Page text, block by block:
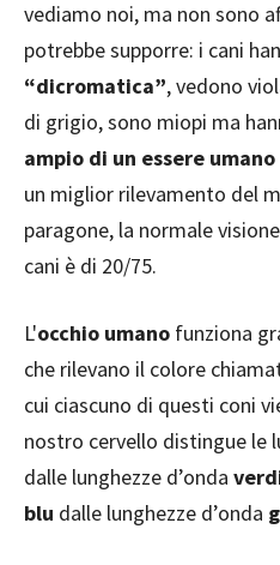
vediamo noi, ma non sono
potrebbe supporre: i cani
“dicromatica”, vedono
di grigio, sono miopi ma
ampio di un essere umano
un miglior rilevamento del
paragone, la normale
cani è di 20/75.
L'occhio umano funziona
che rilevano il colore
cui ciascuno di questi coni
nostro cervello distingue le
dalle lunghezze d’onda
blu dalle lunghezze d’onda